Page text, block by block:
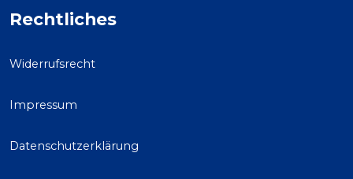
Rechtliches
Widerrufsrecht
Impressum
Datenschutzerklärung